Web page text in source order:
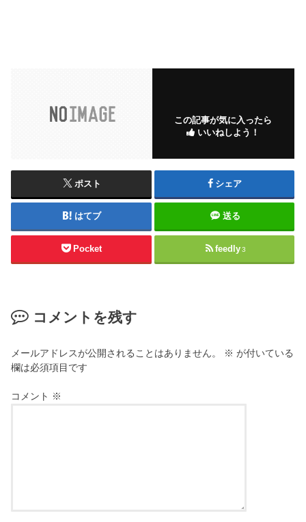
この記事が気に入ったら
いいねしよう！
ポスト シェア
はてブ 送る
Pocket feedly 3
コメントを残す
メールアドレスが公開されることはありません。 ※ が付いている
欄は必須項目です
コメント ※